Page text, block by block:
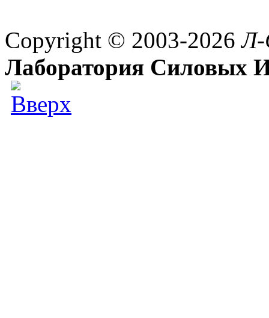
Copyright © 2003-2026
Лаборатория Силовых